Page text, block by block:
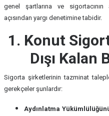
genel şartlarına ve sigortacının
açısından yargı denetimine tabidir.
1. Konut
Dışı Kalan
Sigorta şirketlerinin tazminat
gerekçeler şunlardır:
Aydınlatma